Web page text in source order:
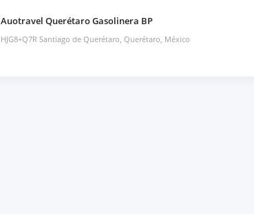
Auotravel Querétaro Gasolinera BP
HJG8+Q7R Santiago de Querétaro, Querétaro, México